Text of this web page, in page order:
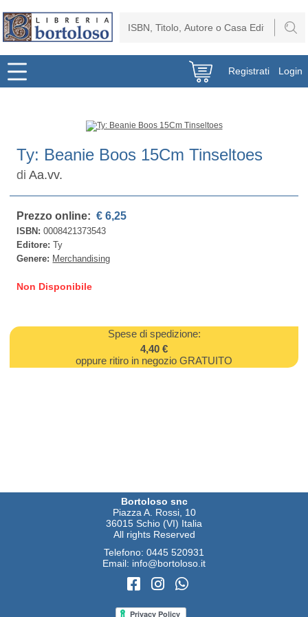
Registrati Login
Ty: Beanie Boos 15Cm Tinseltoes
diAa.vv.
Prezzo online: € 6,25
ISBN:0008421373543
Editore:Ty
Genere: Merchandising
Non Disponibile
Spese di spedizione:
4,40 €
oppure ritiro in negozio GRATUITO
Bortoloso snc
Piazza A. Rossi, 10
36015 Schio (VI) Italia
All rights Reserved
Telefono: 0445 520931
Email: info@bortoloso.it